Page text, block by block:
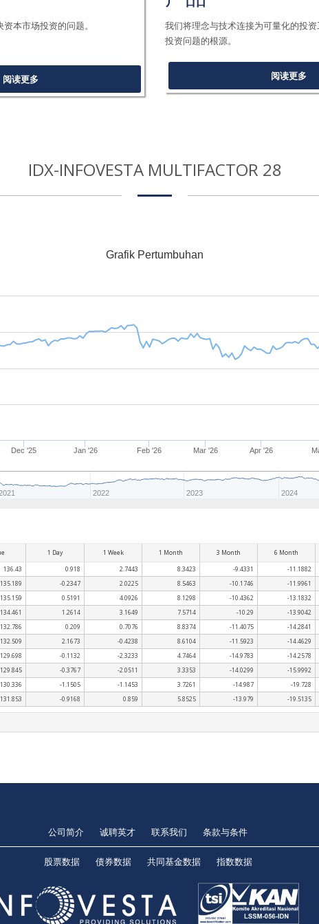
本市场投资的问题。
阅读更多
我们将理念与技术连接为可量化的投
投资问题的根源。
阅读更多
IDX-INFOVESTA MULTIFACTOR 28
Grafik Pertumbuhan
Dec '25 Jan '26 Feb '26 Mar '26 Apr '26
2022 2023 2024
1 Day 1 Week 1 Month 3 Month 6 Month
136.43 0.918 2.7443 8.3423 -9.4331 -11.1882
135.189 -0.2347 2.0225 8.5463 -10.1746 -11.9961
135.159 0.5191 4.0926 8.1298 -10.4362 -13.1832
134.461 1.2614 3.1649 7.5714 -10.29 -13.9042
132.786 0.209 0.7076 8.8374 -11.4075 -14.2841
132.509 2.1673 -0.4238 8.6104 -11.5923 -14.4629
129.698 -0.1132 -2.3233 4.7464 -14.9783 -14.2578
129.845 -0.3767 -2.0511 3.3353 -14.0299 -15.9992
130.336 -1.1505 -1.1453 3.7261 -14.987 -19.728
131.853 -0.9168 0.859 5.8525 -13.979 -19.5135
公司简介 诚聘英才 联系我们 条款与条件
股票数据 债券数据 共同基金数据 指数数据